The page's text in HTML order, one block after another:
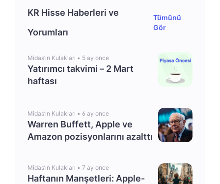
KR Hisse Haberleri ve
Yorumları
Tümünü
Gör
Midas’ın Kulakları • 5 ay once
Yatırımcı takvimi – 2 Mart
haftası
Midas’ın Kulakları • 6 ay once
Warren Buffett, Apple ve
Amazon pozisyonlarını azalttı
Midas’ın Kulakları • 7 ay once
Haftanın Manşetleri: Apple-